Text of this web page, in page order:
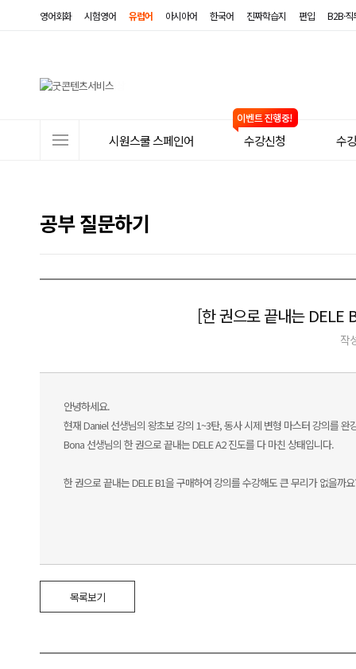
영어회화 시험영어 유럽어 아시아어 한국어 진짜학습지 편입 B2B·
뉴
시원스쿨 스페인어 수강신청 수
공부 질문하기
[한 권으로 끝내는 DELE
작
안녕하세요.
현재 Daniel 선생님의 왕초보 강의 1~3탄, 동사 시제 변형 마스터 강의를 완
Bona 선생님의 한 권으로 끝내는 DELE A2 진도를 다 마친 상태입니다.
한 권으로 끝내는 DELE B1을 구매하여 강의를 수강해도 큰 무리가 없을까요
목록보기